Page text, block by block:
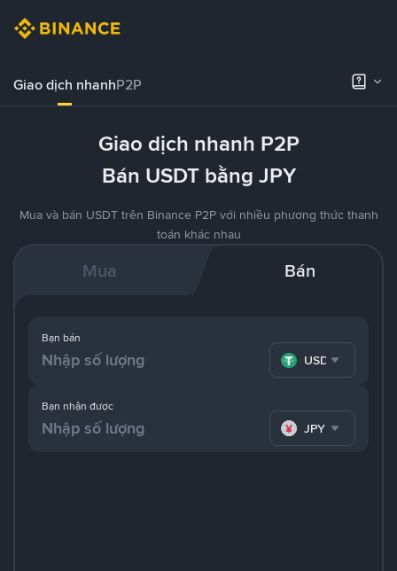
Giao dịch nhanhP2P
Giao dịch nhanh P2P
Bán USDT bằng JPY
Mua và bán USDT trên Binance P2P với nhiều phương thức thanh
toán khác nhau
Mua Bán
Bạn nhận được
JPY
Bạn bán
USDT